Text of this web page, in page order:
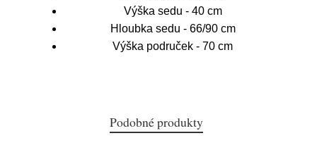
Výška sedu - 40 cm
Hloubka sedu - 66/90 cm
Výška područek - 70 cm
Podobné produkty